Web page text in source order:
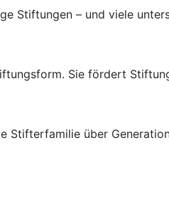
Stiftungen – und viele
Sie fördert
Stifterfamilie über